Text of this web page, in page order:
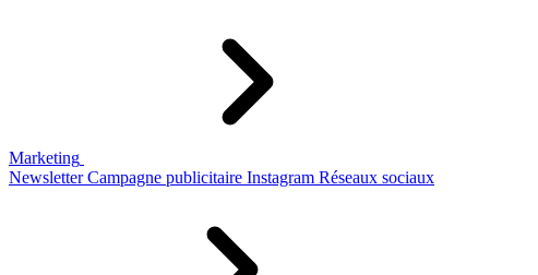
Marketing
Newsletter Campagne publicitaire Instagram Réseaux sociaux